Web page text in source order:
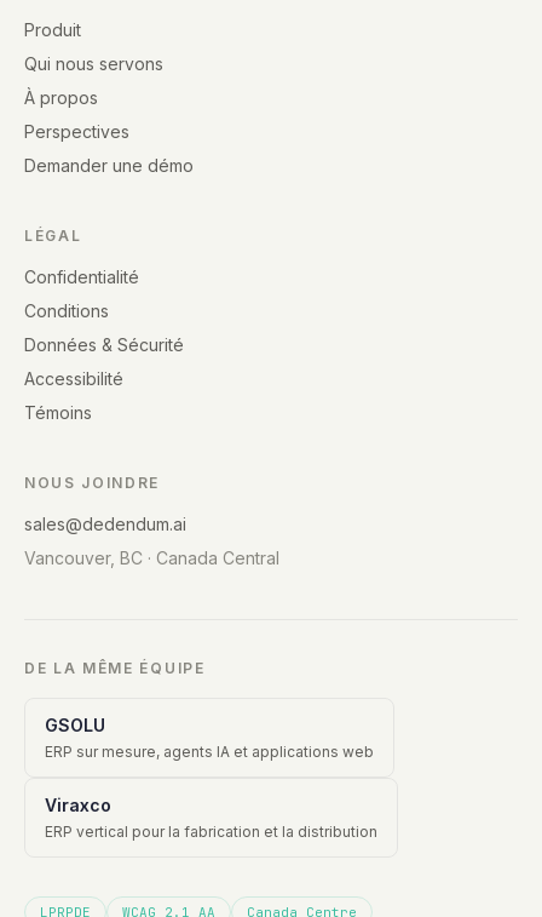
Produit
Qui nous servons
À propos
Perspectives
Demander une démo
LÉGAL
Confidentialité
Conditions
Données & Sécurité
Accessibilité
Témoins
NOUS JOINDRE
sales@dedendum.ai
Vancouver, BC · Canada Central
DE LA MÊME ÉQUIPE
GSOLU
ERP sur mesure, agents IA et applications web
Viraxco
ERP vertical pour la fabrication et la distribution
LPRPDE WCAG 2.1 AA Canada Centre